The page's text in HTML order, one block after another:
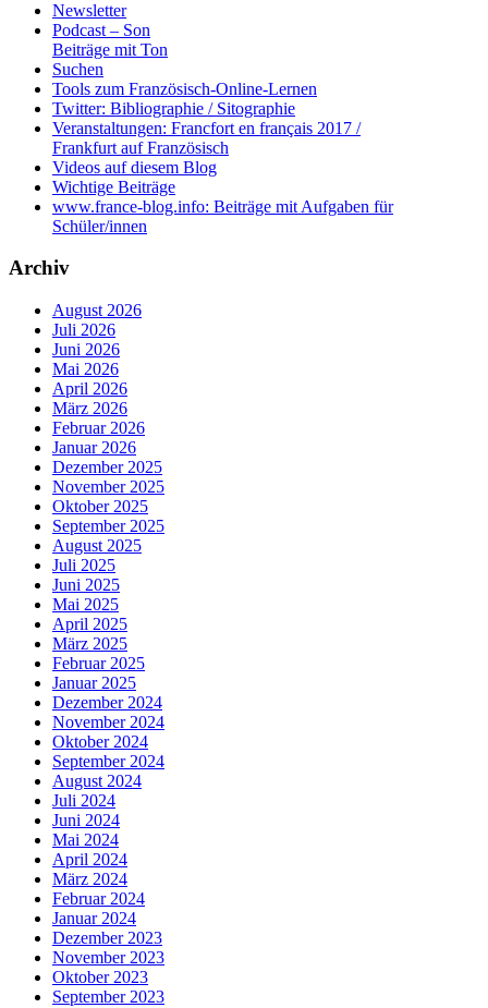
Newsletter
Podcast – Son
Beiträge mit Ton
Suchen
Tools zum Französisch-Online-Lernen
Twitter: Bibliographie / Sitographie
Veranstaltungen: Francfort en français 2017 /
Frankfurt auf Französisch
Videos auf diesem Blog
Wichtige Beiträge
www.france-blog.info: Beiträge mit Aufgaben für
Schüler/innen
Archiv
August 2026
Juli 2026
Juni 2026
Mai 2026
April 2026
März 2026
Februar 2026
Januar 2026
Dezember 2025
November 2025
Oktober 2025
September 2025
August 2025
Juli 2025
Juni 2025
Mai 2025
April 2025
März 2025
Februar 2025
Januar 2025
Dezember 2024
November 2024
Oktober 2024
September 2024
August 2024
Juli 2024
Juni 2024
Mai 2024
April 2024
März 2024
Februar 2024
Januar 2024
Dezember 2023
November 2023
Oktober 2023
September 2023